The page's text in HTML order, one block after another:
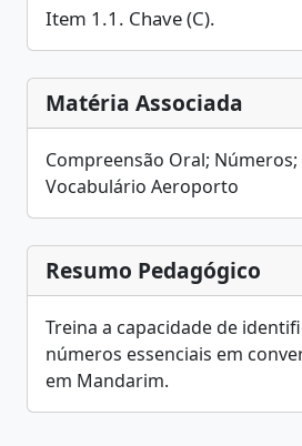
Item 1.1. Chave (C).
Matéria Associada
Compreensão Oral; Números;
Vocabulário Aeroporto
Resumo Pedagógico
Treina a capacidade de
números essenciais em
em Mandarim.